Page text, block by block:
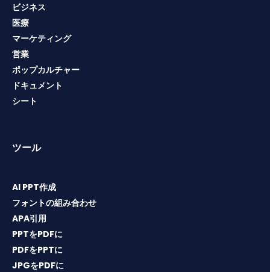
ビジネス
医療
マーケティング
営業
ポップカルチャー
ドキュメント
シート
ツール
AI PPT作成
フォントの組み合わせ
APA引用
PPTをPDFに
PDFをPPTに
JPGをPDFに